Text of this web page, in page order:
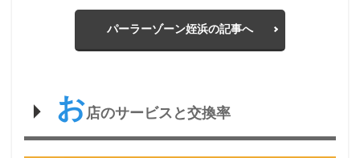
パーラーゾーン姪浜の記事へ
お店のサービスと交換率